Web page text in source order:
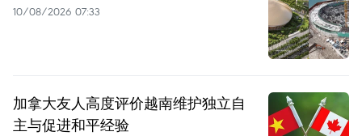
10/08/2026 07:33
加拿大友人高度评价越南维护独立自
主与促进和平经验